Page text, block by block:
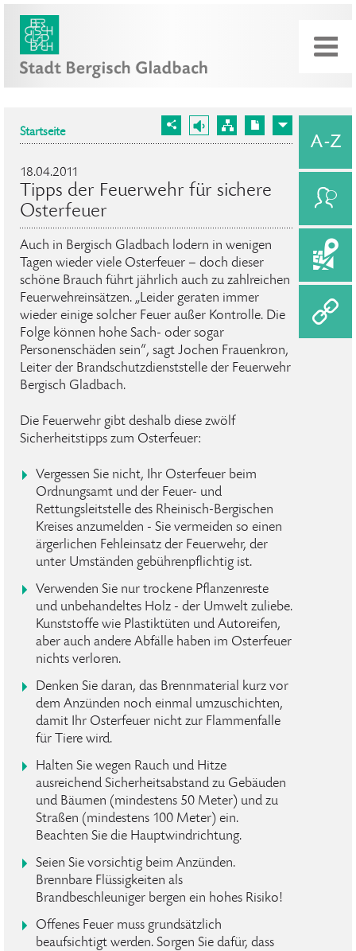
Startseite
18.04.2011
Tipps der Feuerwehr für sichere
Osterfeuer
Auch in Bergisch Gladbach lodern in wenigen
Tagen wieder viele Osterfeuer – doch dieser
schöne Brauch führt jährlich auch zu zahlreichen
Feuerwehreinsätzen. „Leider geraten immer
wieder einige solcher Feuer außer Kontrolle. Die
Folge können hohe Sach- oder sogar
Personenschäden sein“, sagt Jochen Frauenkron,
Leiter der Brandschutzdienststelle der Feuerwehr
Bergisch Gladbach.
Die Feuerwehr gibt deshalb diese zwölf
Sicherheitstipps zum Osterfeuer:
Vergessen Sie nicht, Ihr Osterfeuer beim
Ordnungsamt und der Feuer- und
Rettungsleitstelle des Rheinisch-Bergischen
Kreises anzumelden - Sie vermeiden so einen
ärgerlichen Fehleinsatz der Feuerwehr, der
unter Umständen gebührenpflichtig ist.
Verwenden Sie nur trockene Pflanzenreste
und unbehandeltes Holz - der Umwelt zuliebe.
Kunststoffe wie Plastiktüten und Autoreifen,
aber auch andere Abfälle haben im Osterfeuer
nichts verloren.
Denken Sie daran, das Brennmaterial kurz vor
dem Anzünden noch einmal umzuschichten,
damit Ihr Osterfeuer nicht zur Flammenfalle
für Tiere wird.
Halten Sie wegen Rauch und Hitze
ausreichend Sicherheitsabstand zu Gebäuden
und Bäumen (mindestens 50 Meter) und zu
Straßen (mindestens 100 Meter) ein.
Beachten Sie die Hauptwindrichtung.
Seien Sie vorsichtig beim Anzünden.
Brennbare Flüssigkeiten als
Brandbeschleuniger bergen ein hohes Risiko!
Offenes Feuer muss grundsätzlich
beaufsichtigt werden. Sorgen Sie dafür, dass